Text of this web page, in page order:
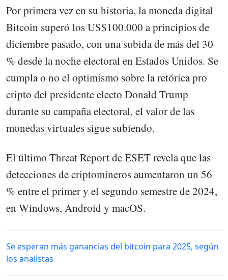
Por primera vez en su historia, la moneda digital
Bitcoin superó los US$100.000 a principios de
diciembre pasado, con una subida de más del 30
% desde la noche electoral en Estados Unidos. Se
cumpla o no el optimismo sobre la retórica pro
cripto del presidente electo Donald Trump
durante su campaña electoral, el valor de las
monedas virtuales sigue subiendo.
El último Threat Report de ESET revela que las
detecciones de criptomineros aumentaron un 56
% entre el primer y el segundo semestre de 2024,
en Windows, Android y macOS.
Se esperan más ganancias del bitcoin para 2025, según
los analistas